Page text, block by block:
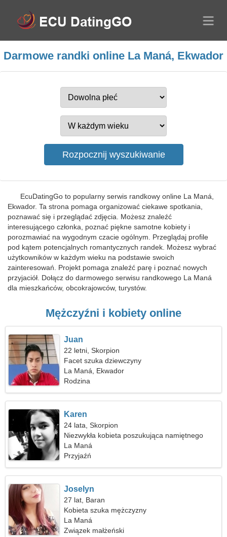
Darmowe randki online La Maná, Ekwador
EcuDatingGo to popularny serwis randkowy online La Maná,
Ekwador. Ta strona pomaga organizować ciekawe spotkania,
poznawać się i przeglądać zdjęcia. Możesz znaleźć
interesującego członka, poznać piękne samotne kobiety i
porozmawiać na wygodnym czacie ogólnym. Przeglądaj profile
pod kątem potencjalnych romantycznych randek. Możesz wybrać
użytkowników w każdym wieku na podstawie swoich
zainteresowań. Projekt pomaga znaleźć parę i poznać nowych
przyjaciół. Dołącz do darmowego serwisu randkowego La Maná
dla mieszkańców, obcokrajowców, turystów.
Mężczyźni i kobiety online
Juan
22 letni, Skorpion
Facet szuka dziewczyny
La Maná, Ekwador
Rodzina
Karen
24 lata, Skorpion
Niezwykła kobieta poszukująca namiętnego
związku
La Maná
Przyjaźń
Joselyn
27 lat, Baran
Kobieta szuka mężczyzny
La Maná
Związek małżeński